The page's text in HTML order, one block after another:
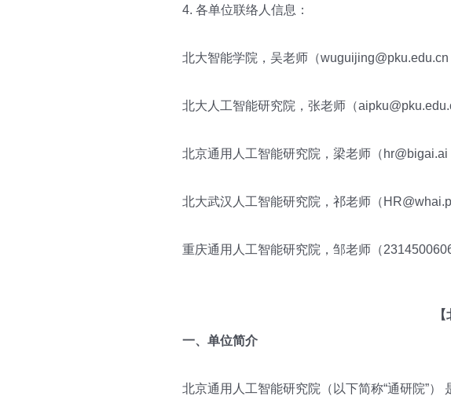
4. 各单位联络人信息：
北大智能学院，吴老师（wuguijing@pku.edu.cn
北大人工智能研究院，张老师（
北京通用人工智能研究院，梁老师（
北大武汉人工智能研究院，祁老师（
重庆通用人工智能研究院，邹老师（
一、单位简介
北京通用人工智能研究院（以下简称“通研院”